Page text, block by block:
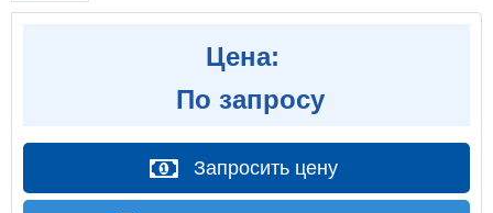
Цена:
По запросу
Запросить цену